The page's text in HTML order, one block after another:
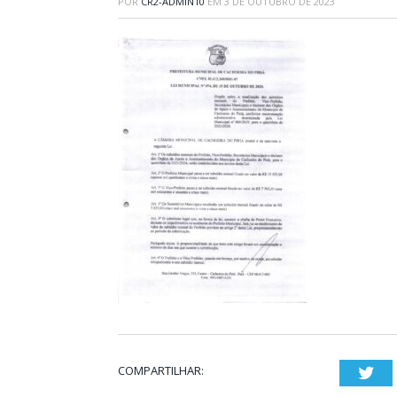
COMPARTILHAR: